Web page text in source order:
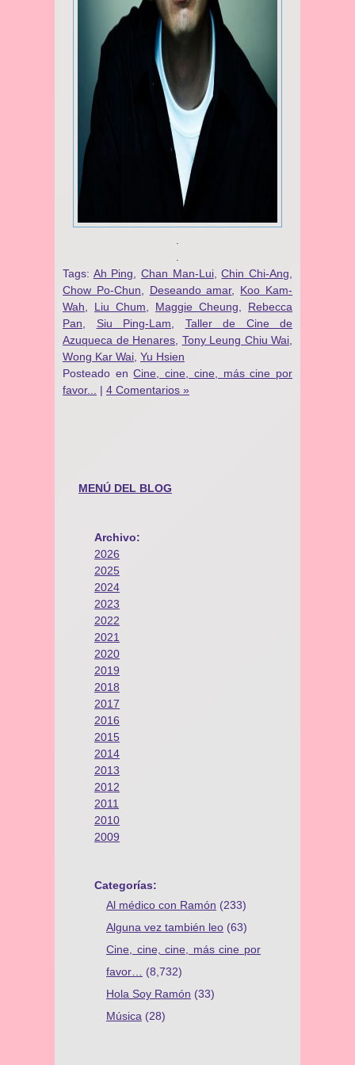
Tags: Ah Ping ,Chan Man-Lui,Chin Chi-Ang
Chow Po-Chun
Deseando amar, Koo Kam-
Wah
Liu Chum Maggie Cheung
Rebecca
Pan
Siu Ping-Lam
Taller de Cine de
Azuqueca de Henares Tony Leung Chiu Wai
Wong Kar Wai Yu Hsien
Posteado enCine, cine, cine, más cine por
favor...
| 4 Comentarios »
MENÚ DEL BLOG
Archivo:
2026
2025
2024
2023
2022
2021
2020
2019
2018
2017
2016
2015
2014
2013
2012
2011
2010
2009
Categorías:
Al médico con Ramón (233)
Alguna vez también leo (63)
Cine, cine, cine, más cine por
favor…
(8,732)
Hola Soy Ramón (33)
Música (28)